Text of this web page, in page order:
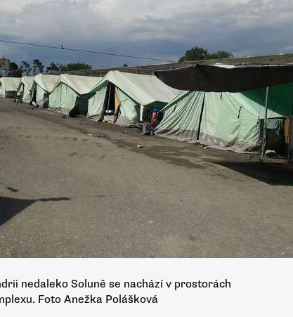
nedaleko Soluně se nachází v prostorách
Foto Anežka Polášková